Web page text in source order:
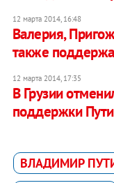
12 марта 2014, 16:48
Валерия,
также
12 марта 2014, 17:35
В Грузии
поддержки
ВЛАДИМИР